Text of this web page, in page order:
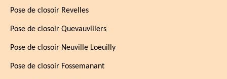
Pose de closoir Revelles
Pose de closoir Quevauvillers
Pose de closoir Neuville Loeuilly
Pose de closoir Fossemanant